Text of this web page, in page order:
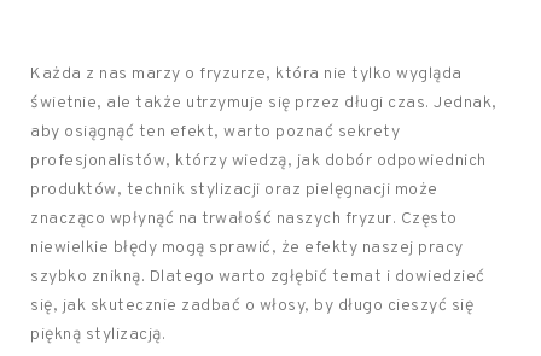
Każda z nas marzy o fryzurze, która nie tylko wygląda
świetnie, ale także utrzymuje się przez długi czas. Jednak,
aby osiągnąć ten efekt, warto poznać sekrety
profesjonalistów, którzy wiedzą, jak dobór odpowiednich
produktów, technik stylizacji oraz pielęgnacji może
znacząco wpłynąć na trwałość naszych fryzur. Często
niewielkie błędy mogą sprawić, że efekty naszej pracy
szybko znikną. Dlatego warto zgłębić temat i dowiedzieć
się, jak skutecznie zadbać o włosy, by długo cieszyć się
piękną stylizacją.